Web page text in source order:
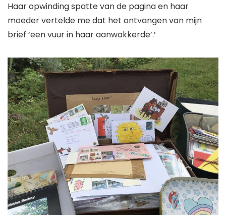
Haar opwinding spatte van de pagina en haar
moeder vertelde me dat het ontvangen van mijn
brief ‘een vuur in haar aanwakkerde’.’